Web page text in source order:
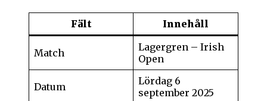
Fält Innehåll
Match
Lagergren – Irish
Open
Datum
Lördag 6
september 2025